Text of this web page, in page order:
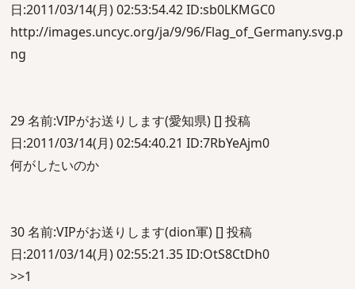
日:2011/03/14(月) 02:53:54.42 ID:sb0LKMGC0
http://images.uncyc.org/ja/9/96/Flag_of_Germany.svg.p
ng
29 名前:VIPがお送りします(愛知県) [] 投稿
日:2011/03/14(月) 02:54:40.21 ID:7RbYeAjm0
何がしたいのか
30 名前:VIPがお送りします(dion軍) [] 投稿
日:2011/03/14(月) 02:55:21.35 ID:OtS8CtDh0
>>1